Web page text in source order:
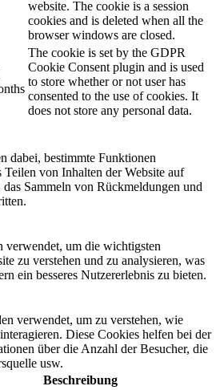
website. The cookie is a session
cookies and is deleted when all the
browser windows are closed.
The cookie is set by the GDPR
Cookie Consent plugin and is used
to store whether or not user has
consented to the use of cookies. It
does not store any personal data.
dabei, bestimmte Funktionen
von Inhalten der Website auf
Sammeln von Rückmeldungen und
verwendet, um die wichtigsten
zu verstehen und zu analysieren, was
ein besseres Nutzererlebnis zu bieten.
verwendet, um zu verstehen, wie
Diese Cookies helfen bei der
über die Anzahl der Besucher, die
usw.
Beschreibung